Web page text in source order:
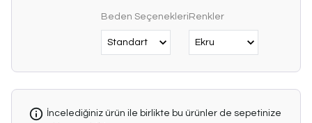
Beden SeçenekleriRenkler
İncelediğiniz ürün ile birlikte bu ürünler de sepetinize